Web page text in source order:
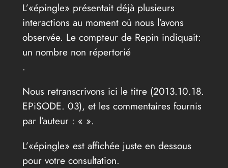
L’«épingle» présentait déjà plusieurs
interactions au moment où nous l’avons
observée. Le compteur de Repin indiquait:
un nombre non répertorié
.
Nous retranscrivons ici le titre (2013.10.18.
EPiSODE. 03), et les commentaires fournis
par l’auteur : « ».
L’«épingle» est affichée juste en dessous
pour votre consultation.